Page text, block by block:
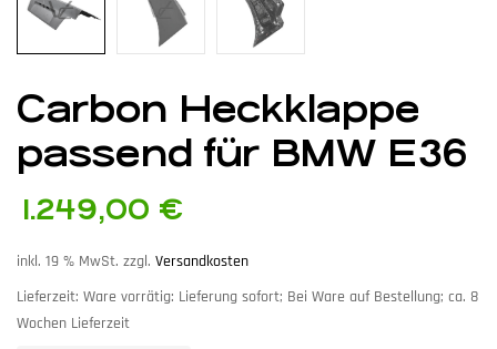
Carbon Heckklappe
passend für BMW E36
1.249,00 €
inkl. 19 % MwSt. zzgl. Versandkosten
Lieferzeit: Ware vorrätig: Lieferung sofort; Bei Ware auf Bestellung; ca. 8
Wochen Lieferzeit